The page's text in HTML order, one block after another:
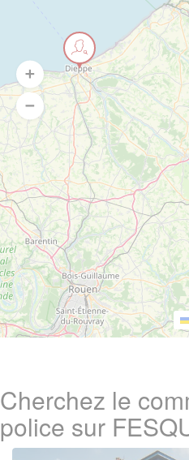
Cherchez le
police sur